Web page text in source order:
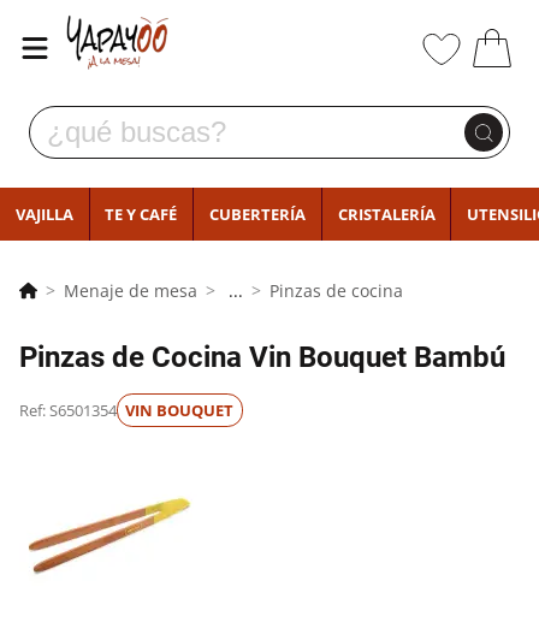
VAJILLA TE Y CAFÉ CUBERTERÍA CRISTALERÍA
Menaje de mesa ... Pinzas de cocina
Pinzas de Cocina Vin Bouquet Bambú
Ref: S6501354 VIN BOUQUET